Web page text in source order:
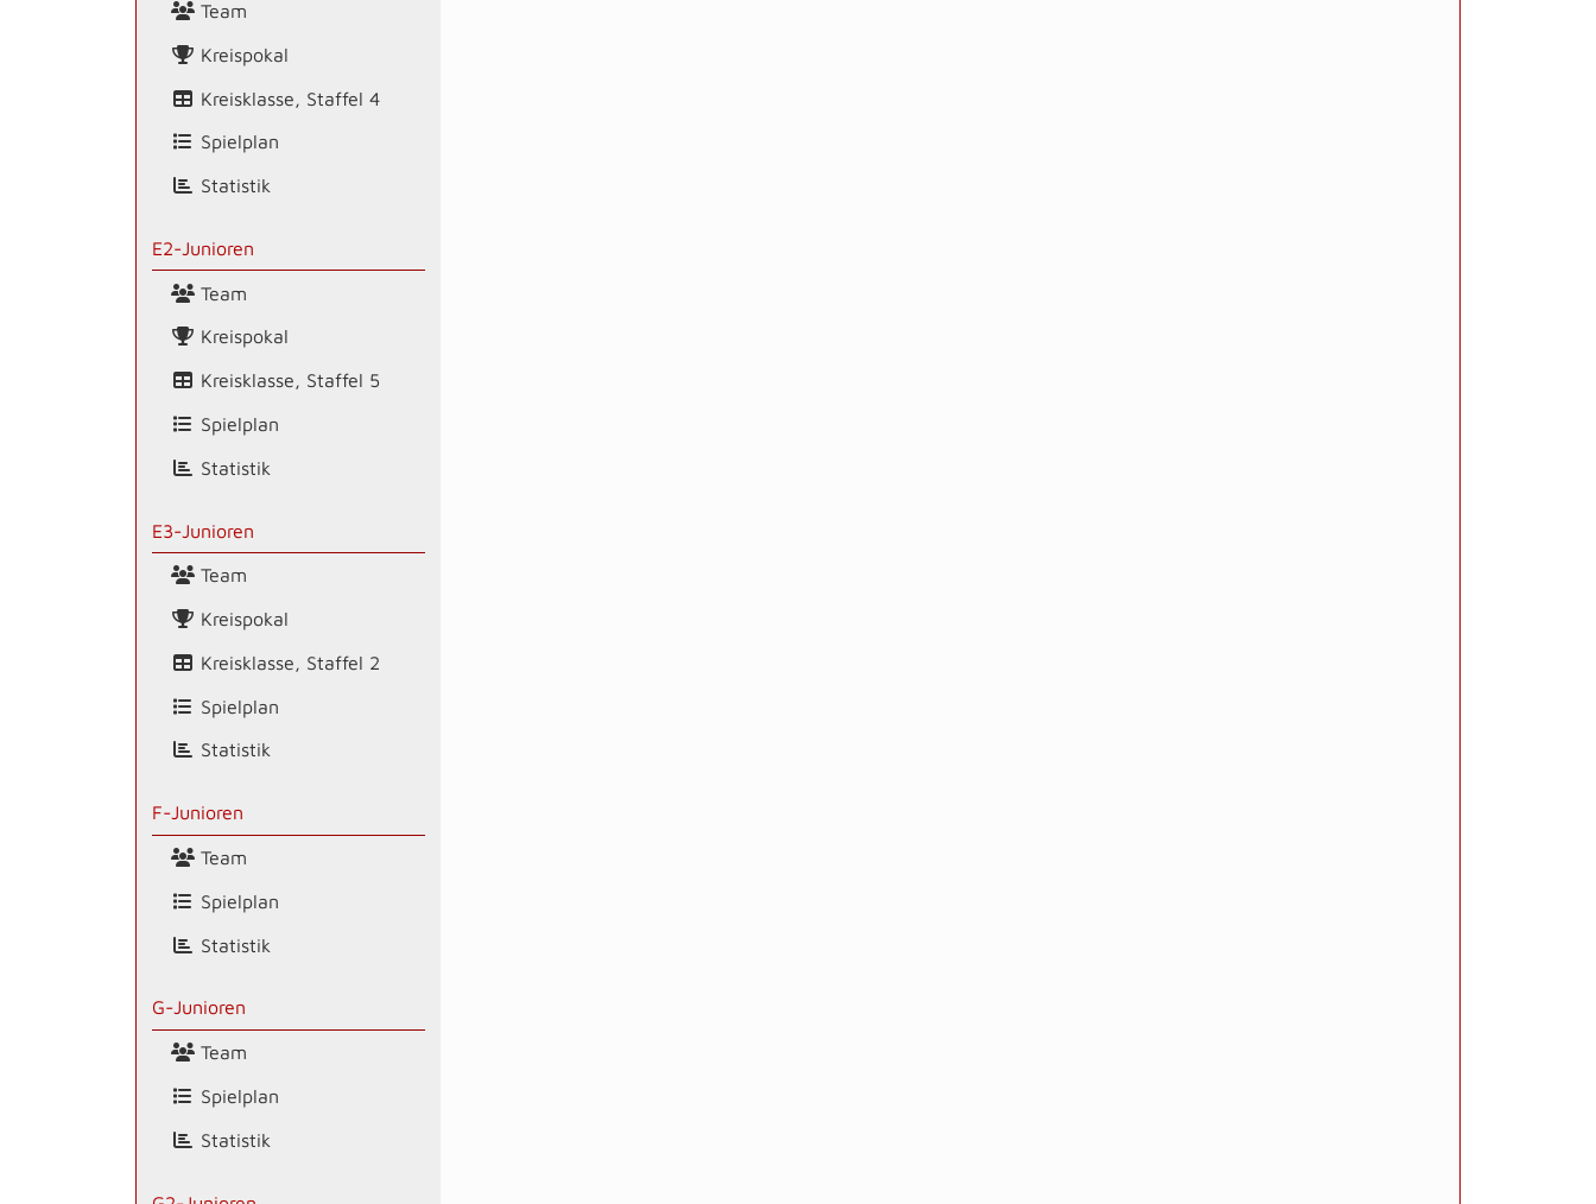
Team
Kreispokal
Kreisklasse, Staffel 4
Spielplan
Statistik
E2-Junioren
Team
Kreispokal
Kreisklasse, Staffel 5
Spielplan
Statistik
E3-Junioren
Team
Kreispokal
Kreisklasse, Staffel 2
Spielplan
Statistik
F-Junioren
Team
Spielplan
Statistik
G-Junioren
Team
Spielplan
Statistik